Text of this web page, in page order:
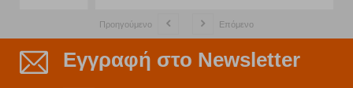
Προηγούμενο Επόμενο
Εγγραφή στο Newsletter